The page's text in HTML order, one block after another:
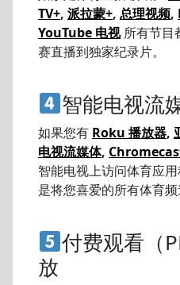
TV+, 派拉蒙+, 总理视频,
YouTube 电视所有节目
赛直播到独家纪录片。
智能电视流
如果您有 Roku 播放器,
电视流媒体,
智能电视上访问体育应
是将您喜爱的所有体育频
付费观看（
放